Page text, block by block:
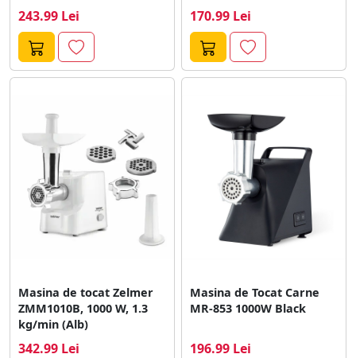
243.99 Lei 170.99 Lei
Masina de tocat Zelmer
ZMM1010B, 1000 W, 1.3
kg/min (Alb)
342.99 Lei
Masina de Tocat Carne
MR-853 1000W Black
196.99 Lei